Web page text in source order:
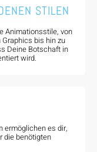
STILEN
Animationsstile, von
bis hin zu
Deine Botschaft in
wird.
ermöglichen es dir,
die benötigten